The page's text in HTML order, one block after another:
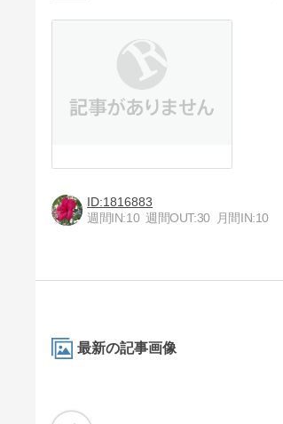
1816883
週間IN:10 週間OUT:30 月間IN:10
最新の記事画像